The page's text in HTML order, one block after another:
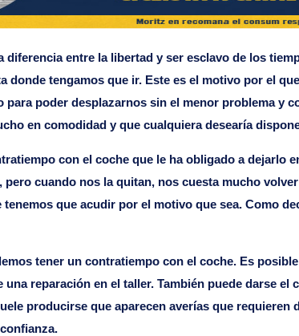
diferencia entre la libertad y ser esclavo de los
donde tengamos que ir. Este es el motivo por el
para poder desplazarnos sin el menor problema y
en comodidad y que cualquiera desearía
con el coche que le ha obligado a dejarlo
cuando nos la quitan, nos cuesta mucho
que acudir por el motivo que sea. Como
tener un contratiempo con el coche. Es
reparación en el taller. También puede darse
producirse que aparecen averías que